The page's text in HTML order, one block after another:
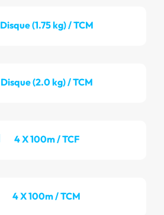
Disque (1.75 kg) / TCM
Disque (2.0 kg) / TCM
4 X 100m / TCF
4 X 100m / TCM